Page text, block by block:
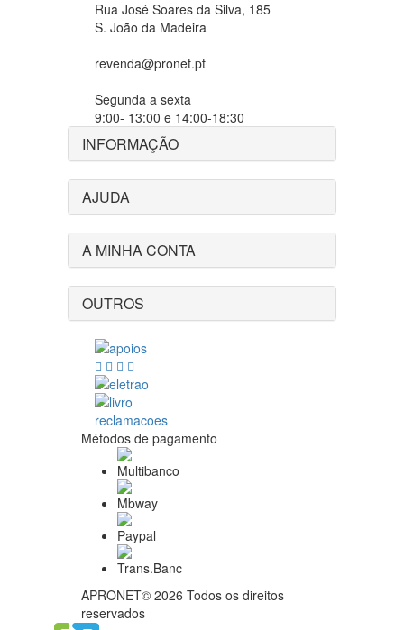
Rua José Soares da Silva, 185
S. João da Madeira
revenda@pronet.pt
Segunda a sexta
9:00- 13:00 e 14:00-18:30
INFORMAÇÃO
AJUDA
A MINHA CONTA
OUTROS
Métodos de pagamento
APRONET© 2026 Todos os direitos
reservados